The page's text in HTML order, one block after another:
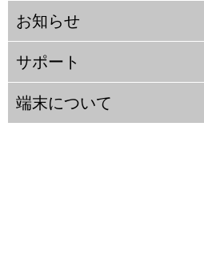
お知らせ
サポート
端末について